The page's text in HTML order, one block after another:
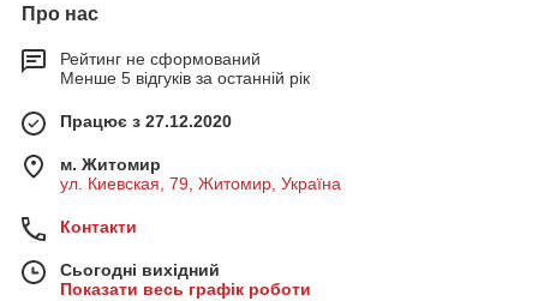
Про нас
Рейтинг не сформований
Менше 5 відгуків за останній рік
Працює з 27.12.2020
м. Житомир
ул. Киевская, 79, Житомир, Україна
Контакти
Сьогодні вихідний
Показати весь графік роботи